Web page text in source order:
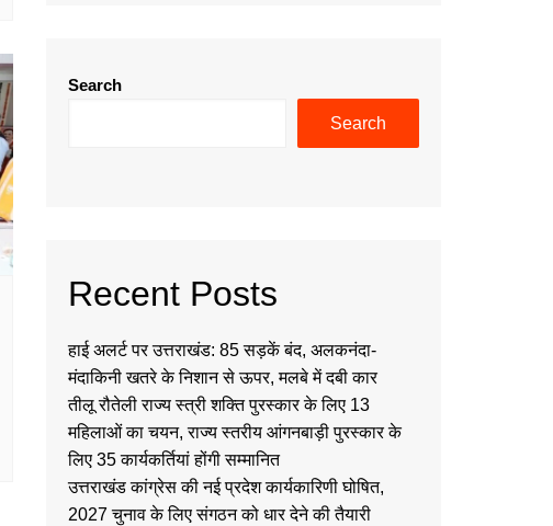
Search
Search
Recent Posts
हाई अलर्ट पर उत्तराखंड: 85 सड़कें बंद, अलकनंदा-
मंदाकिनी खतरे के निशान से ऊपर, मलबे में दबी कार
तीलू रौतेली राज्य स्त्री शक्ति पुरस्कार के लिए 13
महिलाओं का चयन, राज्य स्तरीय आंगनबाड़ी पुरस्कार के
लिए 35 कार्यकर्तियां होंगी सम्मानित
उत्तराखंड कांग्रेस की नई प्रदेश कार्यकारिणी घोषित,
2027 चुनाव के लिए संगठन को धार देने की तैयारी